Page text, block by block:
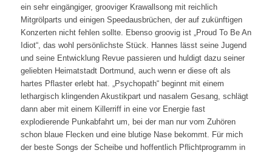
ein sehr eingängiger, grooviger Krawallsong mit reichlich
Mitgrölparts und einigen Speedausbrüchen, der auf zukünftigen
Konzerten nicht fehlen sollte. Ebenso groovig ist „Proud To Be An
Idiot“, das wohl persönlichste Stück. Hannes lässt seine Jugend
und seine Entwicklung Revue passieren und huldigt dazu seiner
geliebten Heimatstadt Dortmund, auch wenn er diese oft als
hartes Pflaster erlebt hat. „Psychopath“ beginnt mit einem
lethargisch klingenden Akustikpart und nasalem Gesang, schlägt
dann aber mit einem Killerriff in eine vor Energie fast
explodierende Punkabfahrt um, bei der man nur vom Zuhören
schon blaue Flecken und eine blutige Nase bekommt. Für mich
der beste Songs der Scheibe und hoffentlich Pflichtprogramm in